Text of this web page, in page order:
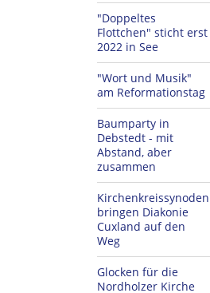
"Doppeltes
Flottchen" sticht erst
2022 in See
"Wort und Musik"
am Reformationstag
Baumparty in
Debstedt - mit
Abstand, aber
zusammen
Kirchenkreissynoden
bringen Diakonie
Cuxland auf den
Weg
Glocken für die
Nordholzer Kirche